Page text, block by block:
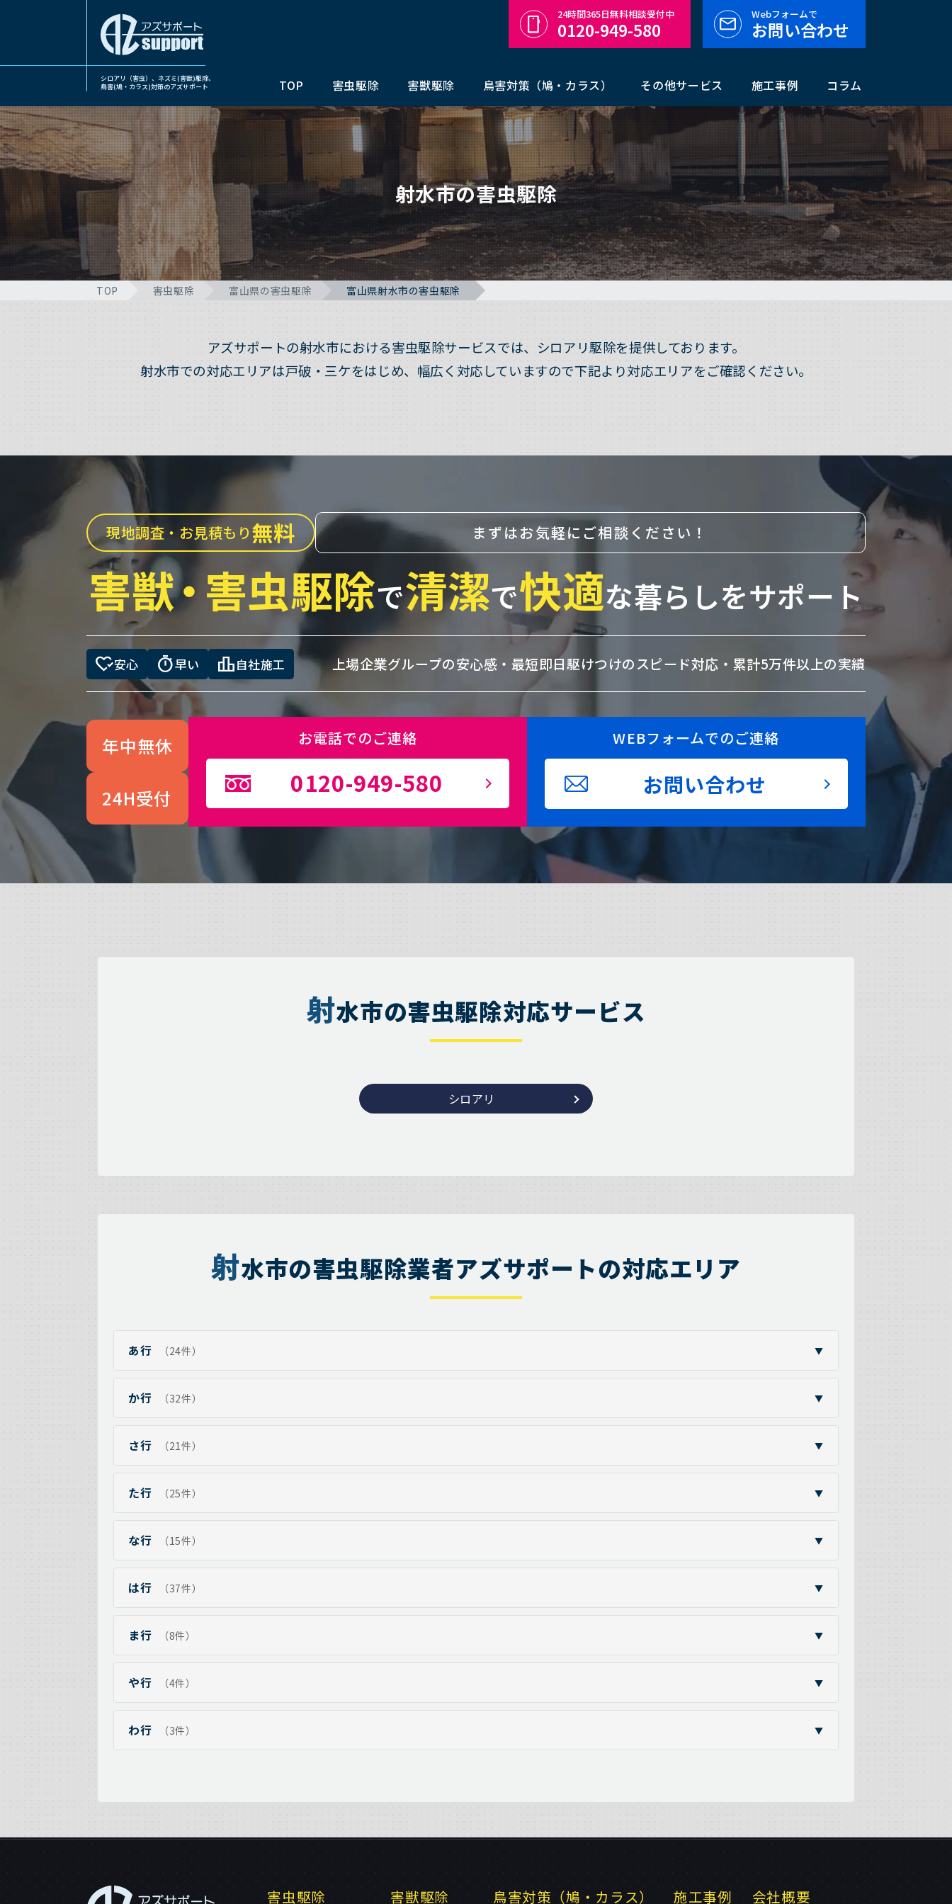
シロアリ（害虫）、ネズミ(害獣)駆除、
鳥害(鳩・カラス)対策のアズサポート
TOP 害虫駆除 害獣駆除 鳥害対策（鳩・カラス） その他サービス 施工事例 コラム
24時間365日無料相談受付中
0120-949-580
Webフォームで
お問い合わせ
射水市の害虫駆除
TOP 害虫駆除 富山県の害虫駆除 富山県射水市の害虫駆除
アズサポートの射水市における害虫駆除サービスでは、シロアリ駆除を提供しております。
射水市での対応エリアは戸破・三ケをはじめ、幅広く対応していますので下記より対応エリアをご確認ください。
現地調査・お見積もり無料 まずはお気軽にご相談ください！
害獣・害虫駆除で清潔で快適な暮らしをサポート
heart_check安心 timer早い leaderboard自社施工 上場企業グループの安心感・ 最短即日駆けつけのスピード対応・ 累計5万件以上の実績
年中無休
24H受付
お電話でのご連絡
0120-949-580
WEBフォームでのご連絡
お問い合わせ
射水市の害虫駆除対応サービス
シロアリ
射水市の害虫駆除業者アズサポートの対応エリア
あ行 （24件） ▼
か行 （32件） ▼
さ行 （21件） ▼
た行 （25件） ▼
な行 （15件） ▼
は行 （37件） ▼
ま行 （8件） ▼
や行 （4件） ▼
わ行 （3件） ▼
害虫駆除 害獣駆除 鳥害対策（鳩・カラス） 施工事例 会社概要